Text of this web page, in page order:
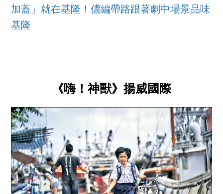
加蓋」就在基隆！儂編帶路跟著劇中場景品味
基隆
《嗨！神獸》揚威國際